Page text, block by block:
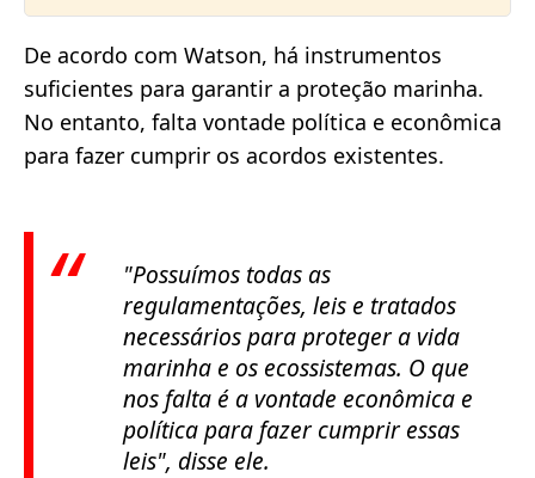
De acordo com Watson, há instrumentos
suficientes para garantir a proteção marinha.
No entanto, falta vontade política e econômica
para fazer cumprir os acordos existentes.
"Possuímos todas as
regulamentações, leis e tratados
necessários para proteger a vida
marinha e os ecossistemas. O que
nos falta é a vontade econômica e
política para fazer cumprir essas
leis", disse ele.